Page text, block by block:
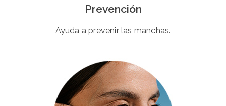
Prevención
Ayuda a prevenir las manchas.